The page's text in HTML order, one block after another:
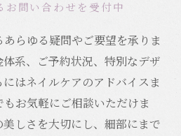
お問い合わせを受付中
らゆる疑問やご要望を承りま
系、ご予約状況、特別なデザ
はネイルケアのアドバイスま
お気軽にご相談いただけま
しさを大切にし、細部にまで